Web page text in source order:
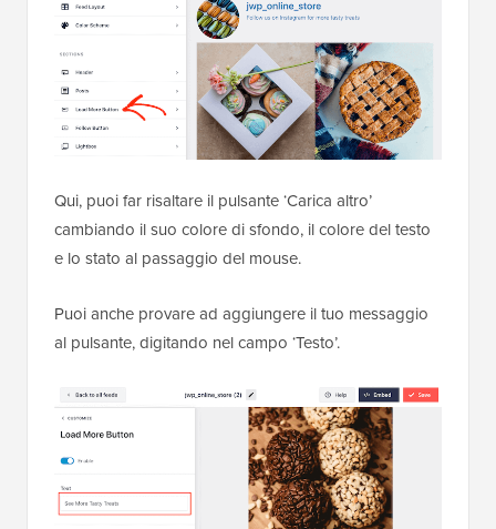
Qui, puoi far risaltare il pulsante ‘Carica altro’
cambiando il suo colore di sfondo, il colore del testo
e lo stato al passaggio del mouse.
Puoi anche provare ad aggiungere il tuo messaggio
al pulsante, digitando nel campo ‘Testo’.